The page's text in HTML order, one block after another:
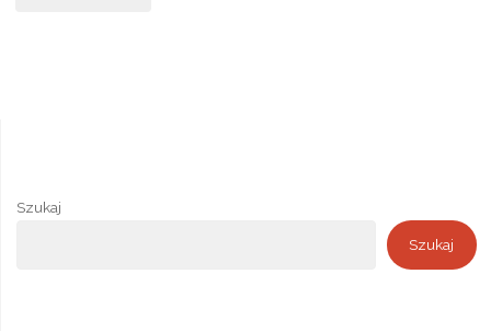
Szukaj
Szukaj